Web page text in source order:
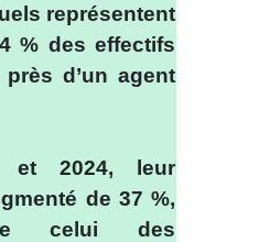
représentent
% des effectifs
d’un agent
et 2024, leur
de 37 %,
celui des